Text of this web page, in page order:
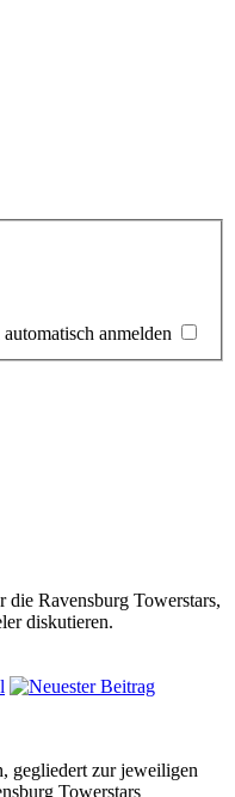
anmelden
Ravensburg Towerstars,
diskutieren.
gegliedert zur jeweiligen
Towerstars